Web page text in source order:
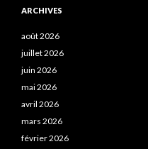
ARCHIVES
août 2026
juillet 2026
juin 2026
mai 2026
avril 2026
mars 2026
février 2026